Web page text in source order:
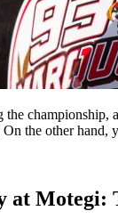
championship,
the other hand,
at Motegi: